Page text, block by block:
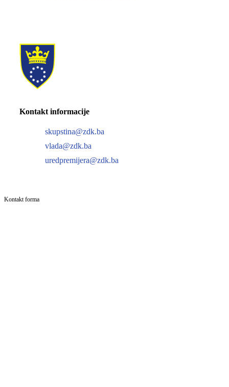
Kontakt informacije
skupstina@zdk.ba
vlada@zdk.ba
uredpremijera@zdk.ba
Kontakt forma